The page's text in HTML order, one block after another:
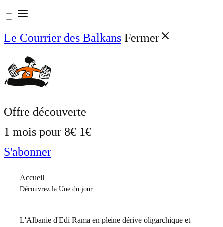
Aller
au
contenu
Le Courrier des Balkans Fermer
Offre découverte
1 mois pour 8€ 1€
S'abonner
Accueil
Découvrez la Une du jour
L'Albanie d'Edi Rama en pleine dérive oligarchique et